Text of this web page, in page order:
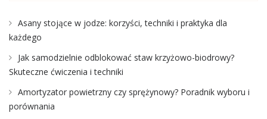
Asany stojące w jodze: korzyści, techniki i praktyka dla
każdego
Jak samodzielnie odblokować staw krzyżowo-biodrowy?
Skuteczne ćwiczenia i techniki
Amortyzator powietrzny czy sprężynowy? Poradnik wyboru i
porównania